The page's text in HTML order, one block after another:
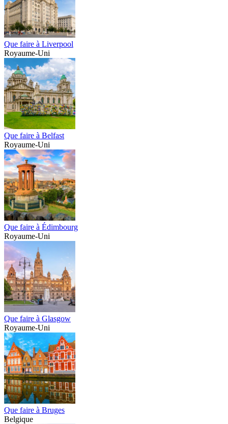
Que faire à Liverpool
Royaume-Uni
Que faire à Belfast
Royaume-Uni
Que faire à Édimbourg
Royaume-Uni
Que faire à Glasgow
Royaume-Uni
Que faire à Bruges
Belgique